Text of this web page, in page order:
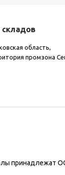
область,
промзона
принадлежат